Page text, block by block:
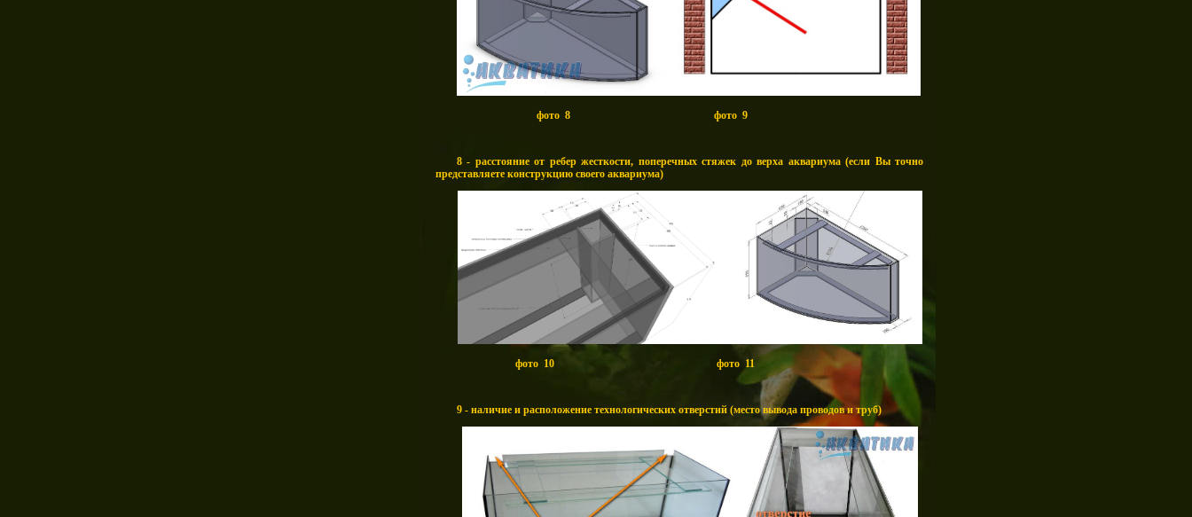
фото 8 фото 9
8 - расстояние от ребер жесткости, поперечных стяжек до верха аквариума (если Вы точно
представляете конструкцию своего аквариума)
фото 10 фото 11
9 - наличие и расположение технологических отверстий (место вывода проводов и труб)